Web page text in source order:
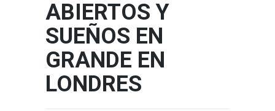
ABIERTOS Y
SUEÑOS EN
GRANDE EN
LONDRES